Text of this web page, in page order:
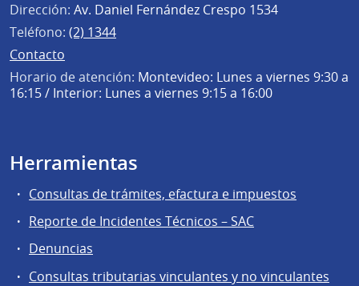
Dirección: Av. Daniel Fernández Crespo 1534
Teléfono: (2) 1344
Contacto
Horario de atención: Montevideo: Lunes a viernes 9:30 a
16:15 / Interior: Lunes a viernes 9:15 a 16:00
Herramientas
Consultas de trámites, efactura e impuestos
Reporte de Incidentes Técnicos – SAC
Denuncias
Consultas tributarias vinculantes y no vinculantes